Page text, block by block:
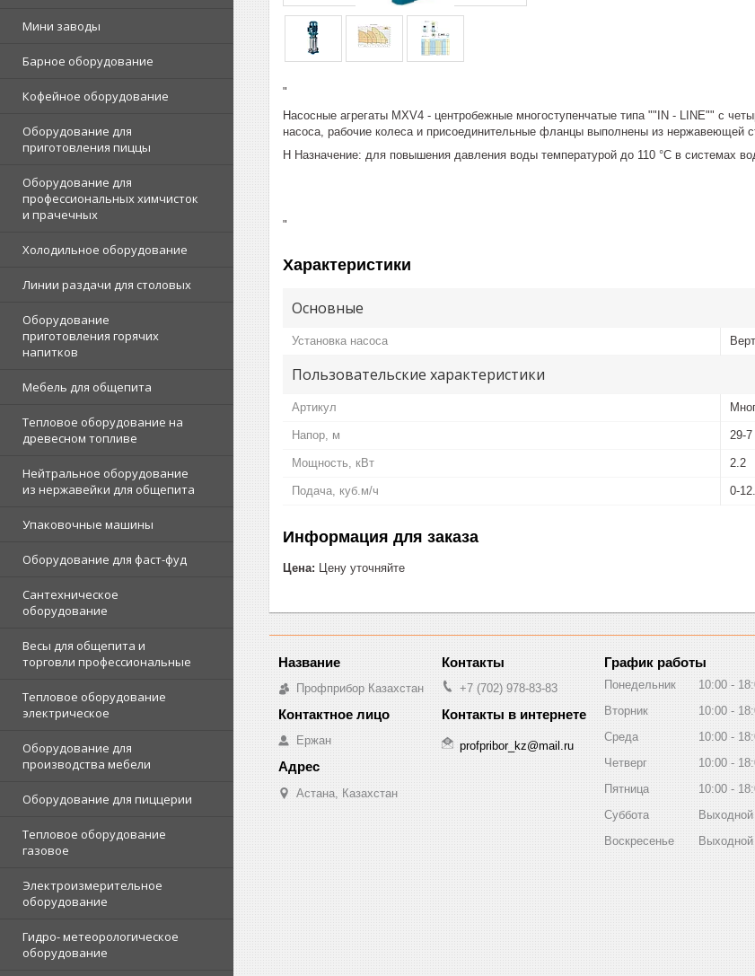
Мини заводы
Барное оборудование
Кофейное оборудование
Оборудование для
приготовления пиццы
Оборудование для
профессиональных химчисток
и прачечных
Холодильное оборудование
Линии раздачи для столовых
Оборудование
приготовления горячих
напитков
Мебель для общепита
Тепловое оборудование на
древесном топливе
Нейтральное оборудование
из нержавейки для общепита
Упаковочные машины
Оборудование для фаст-фуд
Сантехническое
оборудование
Весы для общепита и
торговли профессиональные
Тепловое оборудование
электрическое
Оборудование для
производства мебели
Оборудование для пиццерии
Тепловое оборудование
газовое
Электроизмерительное
оборудование
Гидро- метеорологическое
оборудование
"
Насосные агрегаты MXV4 - центробежные многоступенчатые типа ""IN - LINE"" с
насоса, рабочие колеса и присоединительные фланцы выполнены из нержавеющей
Н Назначение: для повышения давления воды температурой до 110 °С в системах
"
Характеристики
Основные
Установка насоса
Пользовательские характеристики
Артикул
Напор, м 29-7
Мощность, кВт 2.2
Подача, куб.м/ч 0-
Информация для заказа
Цена: Цену уточняйте
Профприбор Казахстан
Ержан
Астана, Казахстан
+7 (702) 978-83-83
profpribor_kz@mail.ru
График работы
Понедельник 10:00
Вторник
10:00
Среда
10:00
Четверг
10:00
Пятница
10:00
Суббота
Выходной
Воскресенье
Выходной